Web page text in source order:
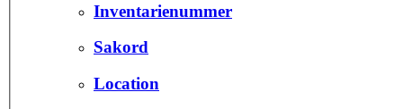
Inventarienummer
Sakord
Location